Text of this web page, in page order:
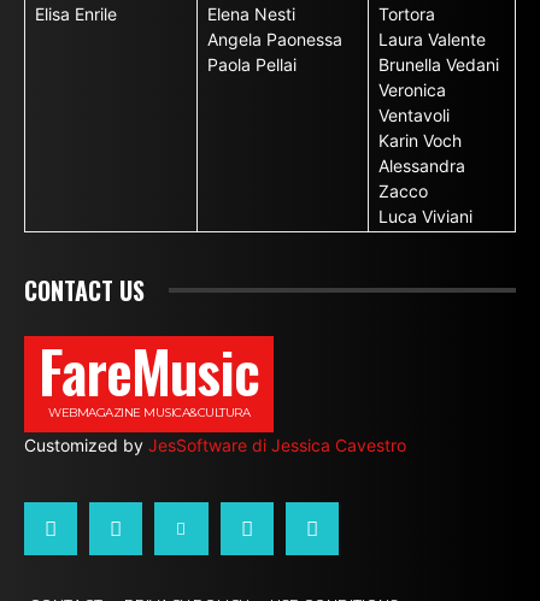
Elisa Enrile
Elena Nesti
Angela Paonessa
Paola Pellai
Tortora
Laura Valente
Brunella Vedani
Veronica
Ventavoli
Karin Voch
Alessandra
Zacco
Luca Viviani
CONTACT US
FareMusic
WEBMAGAZINE MUSICA&CULTURA
Customized by JesSoftware di Jessica Cavestro